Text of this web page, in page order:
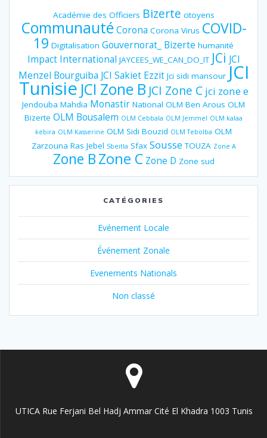
Académie des Officiers Bizerte citoyens
Communauté Corona Corona Virus COVID-
19 Digitalisation Gouvernorat_ Bizerte humanité
Impact International JAYCEES_WE_CAN_DO_IT JCi JCI
Menzel Bourguiba JCI Sakiet Ezzit Jci sidi mansour JCI
Tunisie JCI Zone B JCI Zone C jci zone e
Jendouba Mahdia Monastir National OLM Ben Arous OLM
Bizerte OLM Bousalem OLM Cebbala OLM Jemmel OLM kalaa
kebira OLM Kasserine OLM Sidi Bouzid OLM Tebolba OLM
Zarzouna Ras Jebel Sbeitla Sfax Sousse TOUZA Zone A
Zone BZone C Zone D Zone sud
CATÉGORIES
Evénement Locale
Événement Zonale
Evenements Nationals
Non classé
UTICA Rue Ferjani Bel Hadj Ammar Cité El Khadra 1003 Tunis